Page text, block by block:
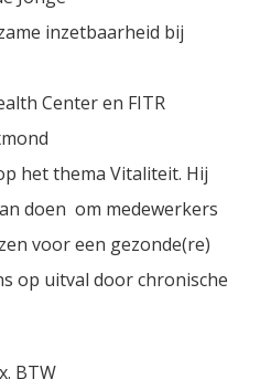
inzetbaarheid bij
Center en FITR
het thema Vitaliteit. Hij
doen om medewerkers
voor een gezonde(re)
op uitval door chronische
BTW